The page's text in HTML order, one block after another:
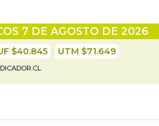
7 DE AGOSTO DE 2026
$40.845 UTM $71.649